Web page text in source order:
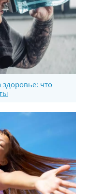
что